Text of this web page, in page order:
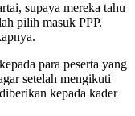
supaya mereka tahu
pilih masuk PPP.
para peserta yang
setelah mengikuti
kepada kader